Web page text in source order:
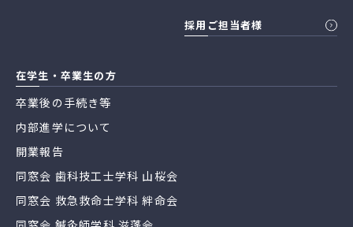
採用ご担当者様
在学生・卒業生の方
卒業後の手続き等
内部進学について
開業報告
同窓会 歯科技工士学科 山桜会
同窓会 救急救命士学科 絆命会